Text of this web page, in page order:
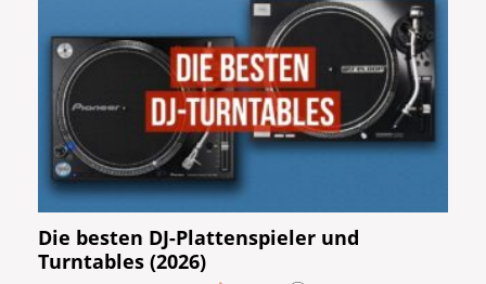
Die besten DJ-Plattenspieler und
Turntables (2026)